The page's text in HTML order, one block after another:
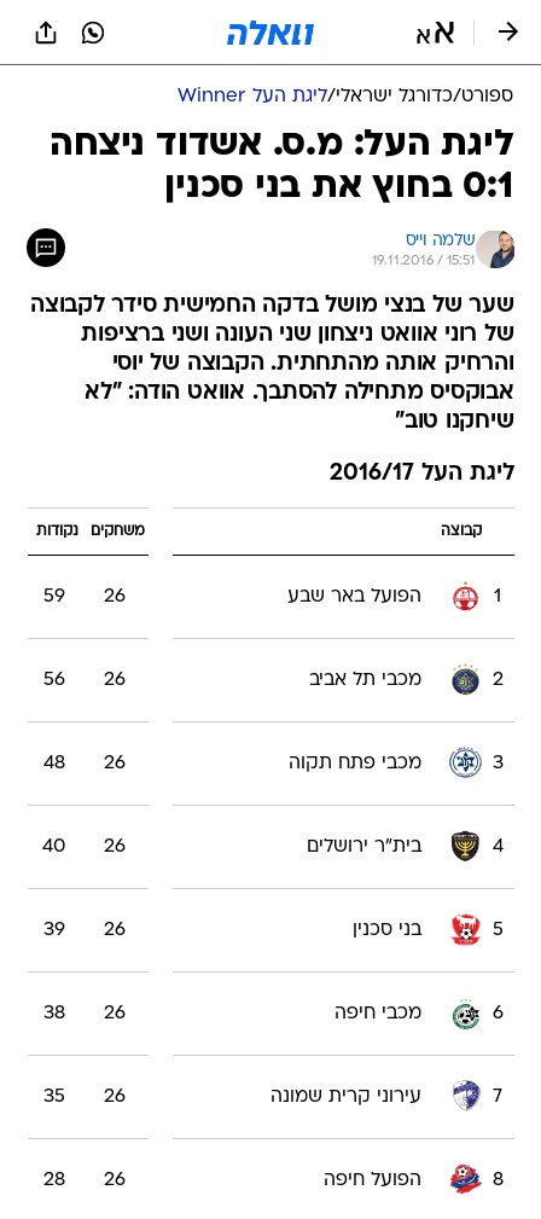
ספורט/כדורגל ישראלי/ליגת העל Winner
ליגת העל: מ.ס. אשדוד ניצחה
0:1 בחוץ את בני סכנין
שלמה וייס
19.11.2016 / 15:51
שער של בנצי מושל בדקה החמישית סידר לקבוצה
של רוני אוואט ניצחון שני העונה ושני ברציפות
והרחיק אותה מהתחתית. הקבוצה של יוסי
אבוקסיס מתחילה להסתבך. אוואט הודה: "לא
שיחקנו טוב"
ליגת העל 2016/17
קבוצה משחקים נקודות
1 הפועל באר שבע 26
59
2 מכבי תל אביב 26
56
3 מכבי פתח תקוה 26
48
4 בית"ר ירושלים 26
40
5 בני סכנין 26
39
6 מכבי חיפה 26
38
7 עירוני קרית שמונה 26
35
8 הפועל חיפה 26
28